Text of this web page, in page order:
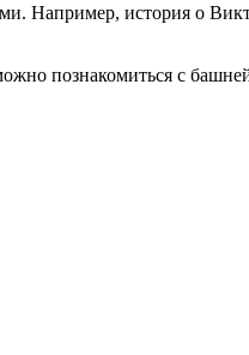
Например, история о
познакомиться с